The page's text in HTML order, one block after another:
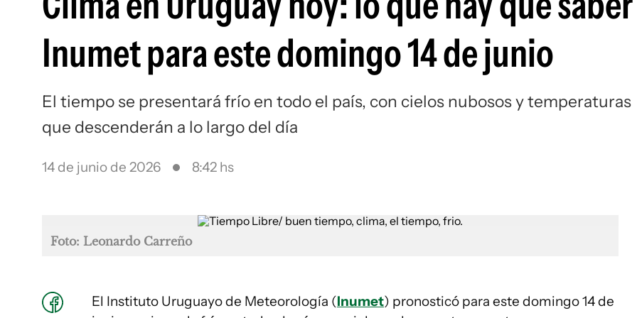
Inumet para este domingo 14 de junio
El tiempo se presentará frío en todo el país, con cielos nubosos y temperaturas
que descenderán a lo largo del día
14 de junio de 2026 8:42 hs
Foto: Leonardo Carreño
El Instituto Uruguayo de Meteorología (Inumet) pronosticó para este domingo 14 de